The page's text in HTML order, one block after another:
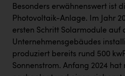
Besonders erwähnenswert ist
Photovoltaik-Anlage. Im Jahr
ersten Schritt Solarmodule auf
Unternehmensgebäudes
produziert bereits rund 500
Sonnenstrom. Anfang 2024